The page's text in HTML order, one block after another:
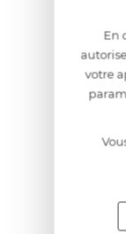
En
votre